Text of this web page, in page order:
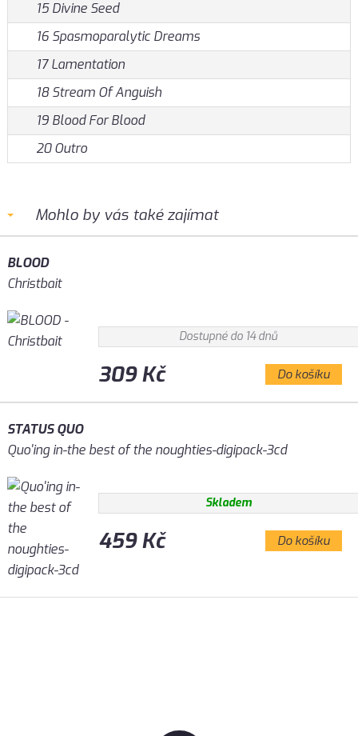
15 Divine Seed
16 Spasmoparalytic Dreams
17 Lamentation
18 Stream Of Anguish
19 Blood For Blood
20 Outro
Mohlo by vás také zajímat
BLOOD
Christbait
Dostupné do 14 dnů
309 Kč Do košíku
STATUS QUO
Quo'ing in-the best of the noughties-digipack-3cd
Skladem
459 Kč Do košíku